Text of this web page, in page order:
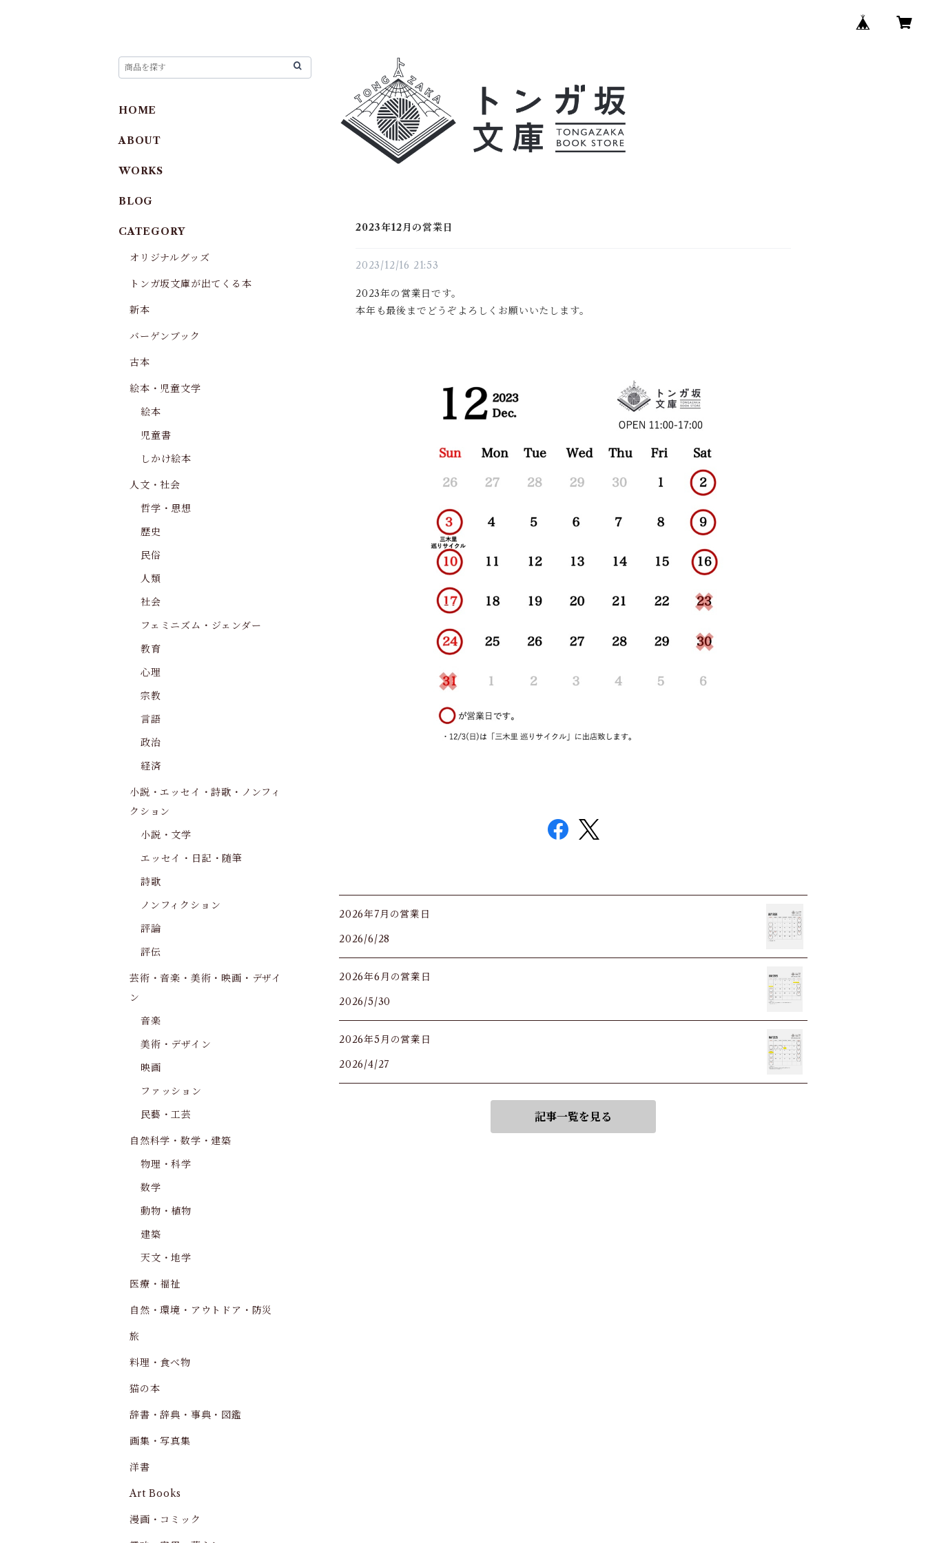
2023年12月の営業日
2023/12/16 21:53
2023年の営業日です。
本年も最後までどうぞよろしくお願いいたします。
2026年7月の営業日
2026/6/28
2026年6月の営業日
2026/5/30
2026年5月の営業日
2026/4/27
記事一覧を見る
HOME
ABOUT
WORKS
BLOG
CATEGORY
オリジナルグッズ
トンガ坂文庫が出てくる本
新本
バーゲンブック
古本
絵本・児童文学
絵本
児童書
しかけ絵本
人文・社会
哲学・思想
歴史
民俗
人類
社会
フェミニズム・ジェンダー
教育
心理
宗教
言語
政治
経済
小説・エッセイ・詩歌・ノンフィ
クション
小説・文学
エッセイ・日記・随筆
詩歌
ノンフィクション
評論
評伝
芸術・音楽・美術・映画・デザイ
ン
音楽
美術・デザイン
映画
ファッション
民藝・工芸
自然科学・数学・建築
物理・科学
数学
動物・植物
建築
天文・地学
医療・福祉
自然・環境・アウトドア・防災
旅
料理・食べ物
猫の本
辞書・辞典・事典・図鑑
画集・写真集
洋書
Art Books
漫画・コミック